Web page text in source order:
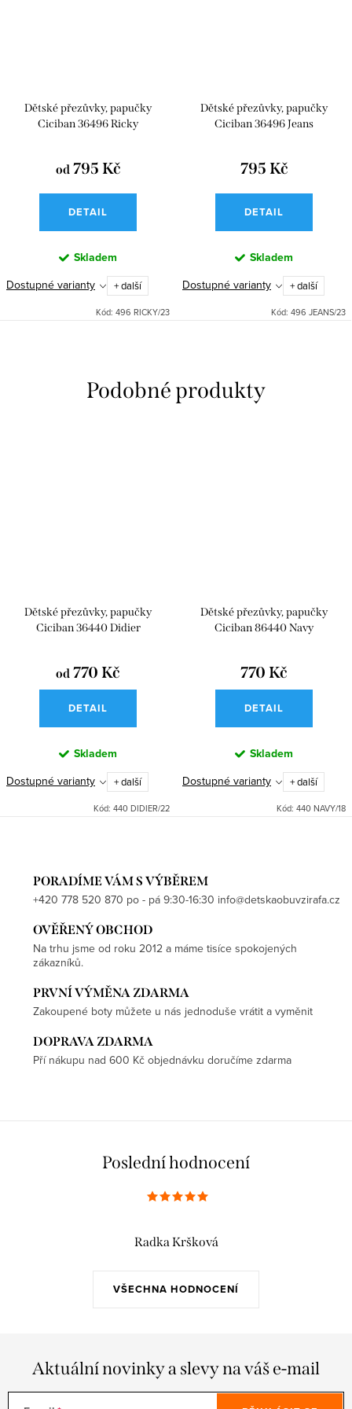
Dětské přezůvky, papučky
Ciciban 36496 Ricky
od795 Kč
DETAIL
Skladem
Dostupné varianty + další
Kód: 496 RICKY/23
Dětské přezůvky, papučky
Ciciban 36496 Jeans
795 Kč
DETAIL
Skladem
Dostupné varianty + další
Kód: 496 JEANS/23
Dětské přezůvky, papučky
Ciciban 36440 Didier
od 770 Kč
DETAIL
Skladem
Dostupné varianty + další
Kód: 440 DIDIER/22
Dětské přezůvky, papučky
Ciciban 86440 Navy
770 Kč
DETAIL
Skladem
Dostupné varianty + další
Kód: 440 NAVY/18
PORADÍME VÁM S VÝBĚREM
+420 778 520 870 po - pá 9:30-16:30 info@detskaobuvzirafa.cz
OVĚŘENÝ OBCHOD
Na trhu jsme od roku 2012 a máme tisíce spokojených
zákazníků.
PRVNÍ VÝMĚNA ZDARMA
Zakoupené boty můžete u nás jednoduše vrátit a vyměnit
DOPRAVA ZDARMA
Pří nákupu nad 600 Kč objednávku doručíme zdarma
Poslední hodnocení
VŠECHNA HODNOCENÍ
Radka Kršková
Aktuální novinky a slevy na váš e-mail